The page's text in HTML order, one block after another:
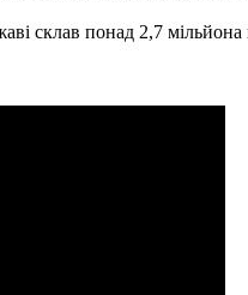
склав понад 2,7